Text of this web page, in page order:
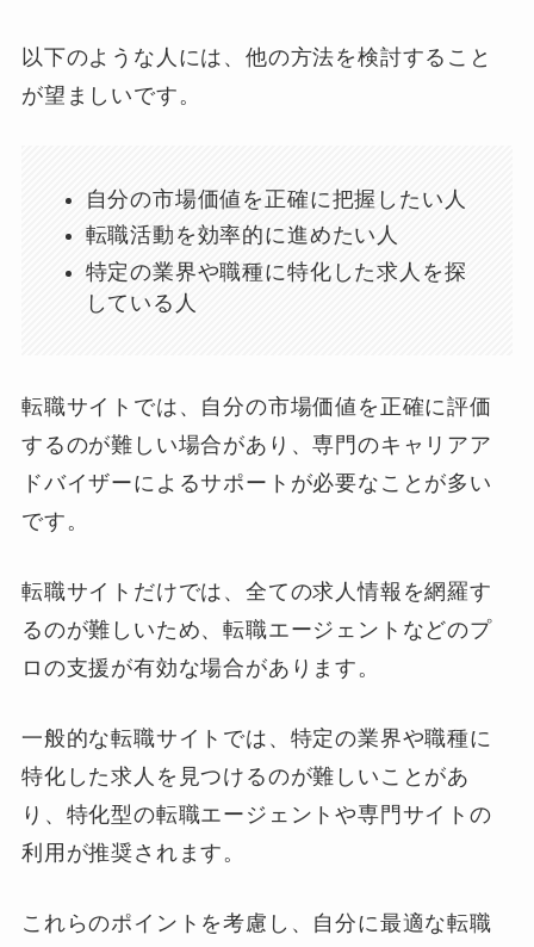
以下のような人には、他の方法を検討すること
が望ましいです。
自分の市場価値を正確に把握したい人
転職活動を効率的に進めたい人
特定の業界や職種に特化した求人を探
している人
転職サイトでは、自分の市場価値を正確に評価
するのが難しい場合があり、専門のキャリアア
ドバイザーによるサポートが必要なことが多い
です。
転職サイトだけでは、全ての求人情報を網羅す
るのが難しいため、転職エージェントなどのプ
ロの支援が有効な場合があります。
一般的な転職サイトでは、特定の業界や職種に
特化した求人を見つけるのが難しいことがあ
り、特化型の転職エージェントや専門サイトの
利用が推奨されます。
これらのポイントを考慮し、自分に最適な転職